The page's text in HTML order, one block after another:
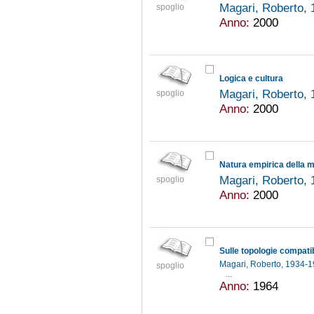
spoglio
Magari, Roberto,
Anno: 2000
spoglio
Logica e cultura
Magari, Roberto,
Anno: 2000
spoglio
Natura empirica della
Magari, Roberto,
Anno: 2000
spoglio
Sulle topologie
Magari, Roberto, 1934-
...
Anno: 1964